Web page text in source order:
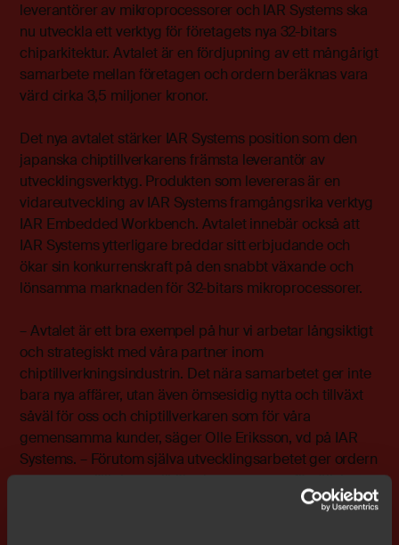
leverantörer av mikroprocessorer och IAR Systems ska
nu utveckla ett verktyg för företagets nya 32-bitars
chiparkitektur. Avtalet är en fördjupning av ett mångårigt
samarbete mellan företagen och ordern beräknas vara
värd cirka 3,5 miljoner kronor.
Det nya avtalet stärker IAR Systems position som den
japanska chiptillverkarens främsta leverantör av
utvecklingsverktyg. Produkten som levereras är en
vidareutveckling av IAR Systems framgångsrika verktyg
IAR Embedded Workbench. Avtalet innebär också att
IAR Systems ytterligare breddar sitt erbjudande och
ökar sin konkurrenskraft på den snabbt växande och
lönsamma marknaden för 32-bitars mikroprocessorer.
– Avtalet är ett bra exempel på hur vi arbetar långsiktigt
och strategiskt med våra partner inom
chiptillverkningsindustrin. Det nära samarbetet ger inte
bara nya affärer, utan även ömsesidig nytta och tillväxt
såväl för oss och chiptillverkaren som för våra
gemensamma kunder, säger Olle Eriksson, vd på IAR
Systems. – Förutom själva utvecklingsarbetet ger ordern
oss stora möjligheter till ökad programvaruförsäljning